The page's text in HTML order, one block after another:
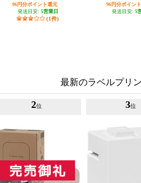
96円分ポイント還元
発送目安: 5営業日
(1件)
96円分ポイン
発送目安: 5
最新のラベルプリ
2位 3位